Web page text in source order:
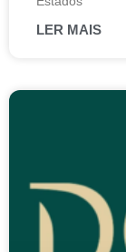
LER MAIS